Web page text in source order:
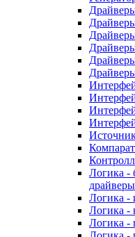
Логика -
драйверы
Логика -
Логика -
Логика -